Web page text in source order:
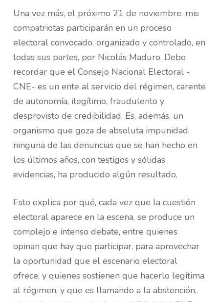
Una vez más, el próximo 21 de noviembre, mis
compatriotas participarán en un proceso
electoral convocado, organizado y controlado, en
todas sus partes, por Nicolás Maduro. Debo
recordar que el Consejo Nacional Electoral -
CNE- es un ente al servicio del régimen, carente
de autonomía, ilegítimo, fraudulento y
desprovisto de credibilidad. Es, además, un
organismo que goza de absoluta impunidad:
ninguna de las denuncias que se han hecho en
los últimos años, con testigos y sólidas
evidencias, ha producido algún resultado.
Esto explica por qué, cada vez que la cuestión
electoral aparece en la escena, se produce un
complejo e intenso debate, entre quienes
opinan que hay que participar, para aprovechar
la oportunidad que el escenario electoral
ofrece, y quienes sostienen que hacerlo legitima
al régimen, y que es llamando a la abstención,